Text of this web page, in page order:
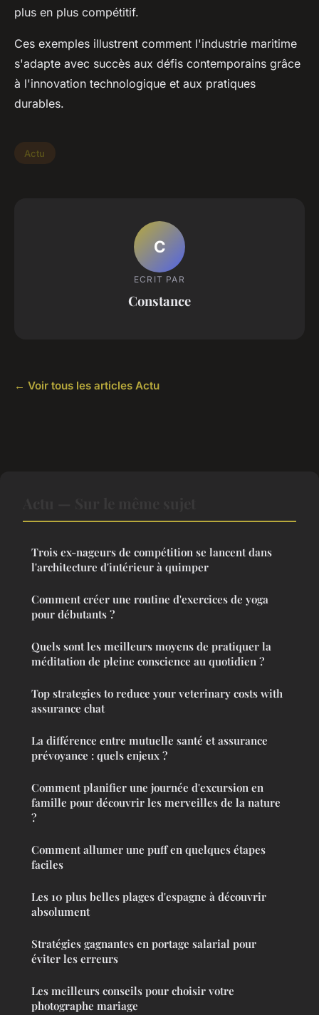
plus en plus compétitif.
Ces exemples illustrent comment l'industrie maritime
s'adapte avec succès aux défis contemporains grâce
à l'innovation technologique et aux pratiques
durables.
Actu
C
ECRIT PAR
Constance
← Voir tous les articles Actu
Trois ex-nageurs de compétition se lancent dans
l'architecture d'intérieur à quimper
Comment créer une routine d'exercices de yoga
pour débutants ?
Quels sont les meilleurs moyens de pratiquer la
méditation de pleine conscience au quotidien ?
Top strategies to reduce your veterinary costs with
assurance chat
La différence entre mutuelle santé et assurance
prévoyance : quels enjeux ?
Comment planifier une journée d'excursion en
famille pour découvrir les merveilles de la nature
?
Comment allumer une puff en quelques étapes
faciles
Les 10 plus belles plages d'espagne à découvrir
absolument
Stratégies gagnantes en portage salarial pour
éviter les erreurs
Les meilleurs conseils pour choisir votre
photographe mariage